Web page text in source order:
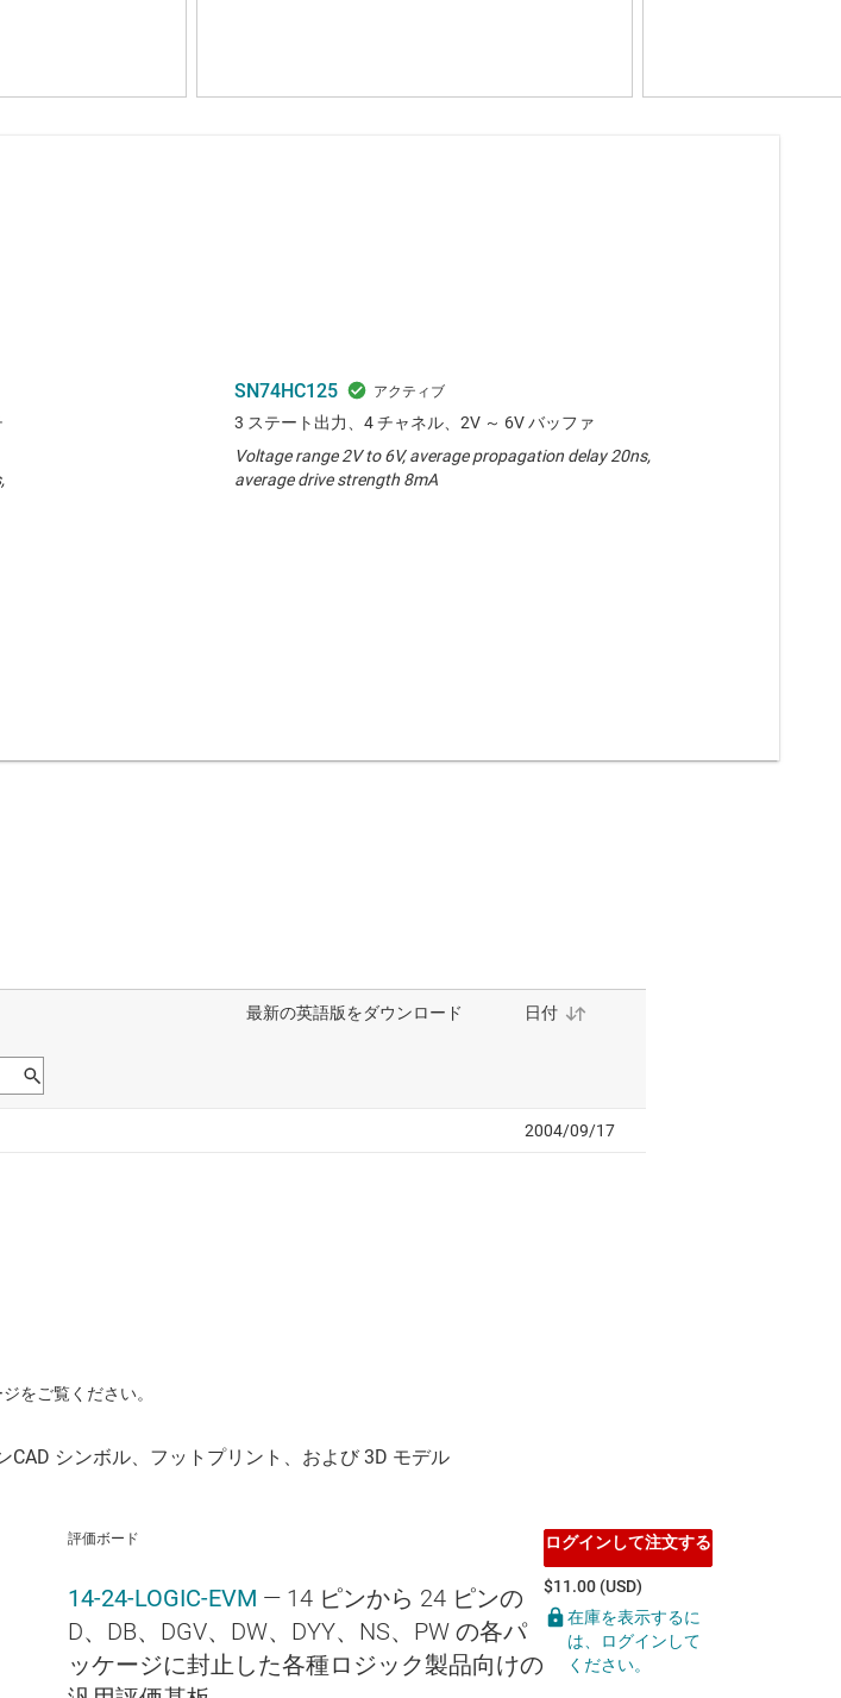
SN74HC125
3 ステート出力、4 チャネル、2V ～ 6V バッファ
Voltage range 2V to 6V, average propagation delay 20ns,
average drive strength 8mA
をご覧ください。
評価ボード
14-24-LOGIC-EVM — 14 ピンから 24 ピンの
D、DB、DGV、DW、DYY、NS、PW の各パ
ッケージに封止した各種ロジック製品向けの
ログインして注文する
$11.00 (USD)
在庫を表示するに
は、ログインして
ください。